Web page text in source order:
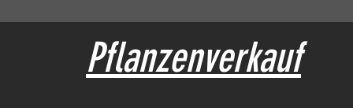
Pflanzenverkauf